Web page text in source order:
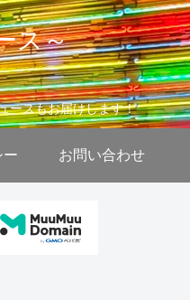
ス～
ースもお届けします！
ー お問い合わせ